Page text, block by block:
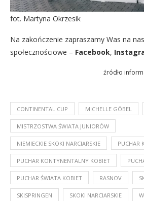
fot. Martyna Okrzesik
Na zakończenie zapraszamy Was na
społecznościowe – Facebook,
źródło
CONTINENTAL CUP MICHELLE GÖBEL
MISTRZOSTWA ŚWIATA JUNIORÓW
NIEMIECKIE SKOKI NARCIARSKIE PUCHAR
PUCHAR KONTYNENTALNY KOBIET
PUCHAR ŚWIATA KOBIET RASNOV
SKISPRINGEN SKOKI NARCIARSKIE